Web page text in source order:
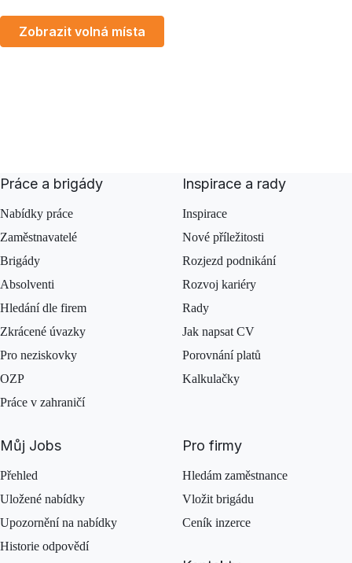
Zobrazit volná místa
Práce a brigády
Nabídky práce
Zaměstnavatelé
Brigády
Absolventi
Hledání dle firem
Zkrácené úvazky
Pro neziskovky
OZP
Práce v zahraničí
Inspirace a rady
Inspirace
Nové příležitosti
Rozjezd podnikání
Rozvoj kariéry
Rady
Jak napsat CV
Porovnání platů
Kalkulačky
Můj Jobs
Přehled
Uložené nabídky
Upozornění na nabídky
Historie odpovědí
Pro firmy
Hledám zaměstnance
Vložit brigádu
Ceník inzerce